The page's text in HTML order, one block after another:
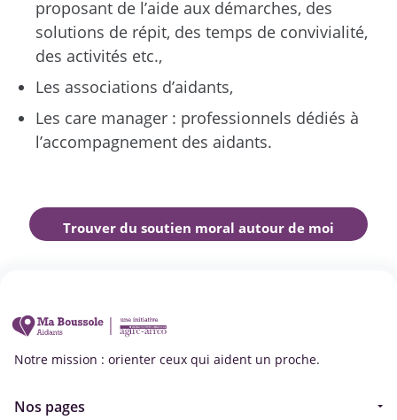
proposant de l’aide aux démarches, des
solutions de répit, des temps de convivialité,
des activités etc.,
Les associations d’aidants,
Les care manager : professionnels dédiés à
l’accompagnement des aidants.
Trouver du soutien moral autour de moi
Notre mission : orienter ceux qui aident un proche.
Nos pages